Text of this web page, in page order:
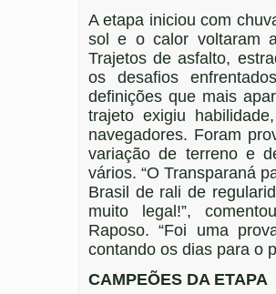
A etapa iniciou com
sol e o calor voltaram
Trajetos de asfalto,
os desafios
definições que mais
trajeto exigiu
navegadores. Foram
variação de terreno e
vários. “O Transparaná
Brasil de rali de
muito legal!”,
Raposo. “Foi uma
contando os dias para o
CAMPEÕES DA ETAPA